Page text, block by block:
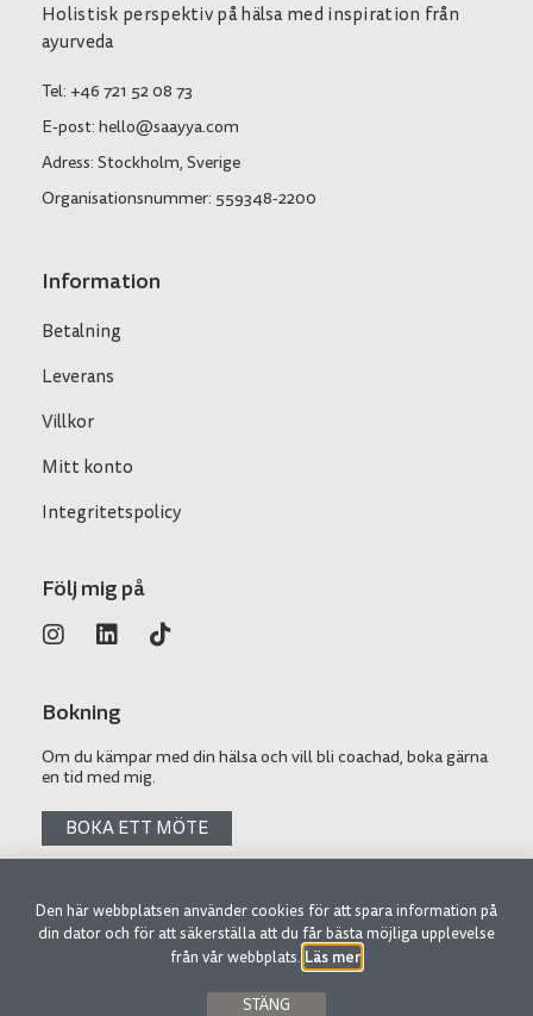
Holistisk perspektiv på hälsa med inspiration från
ayurveda
Tel: +46 721 52 08 73
E-post: hello@saayya.com
Adress: Stockholm, Sverige
Organisationsnummer: 559348-2200
Information
Betalning
Leverans
Villkor
Mitt konto
Integritetspolicy
Följ mig på
Bokning
Om du kämpar med din hälsa och vill bli coachad, boka gärna
en tid med mig.
BOKA ETT MÖTE
© 2026 SAAYYA AB
Den här webbplatsen använder cookies för att spara information på
din dator och för att säkerställa att du får bästa möjliga upplevelse
från vår webbplats. Läs mer.
STÄNG